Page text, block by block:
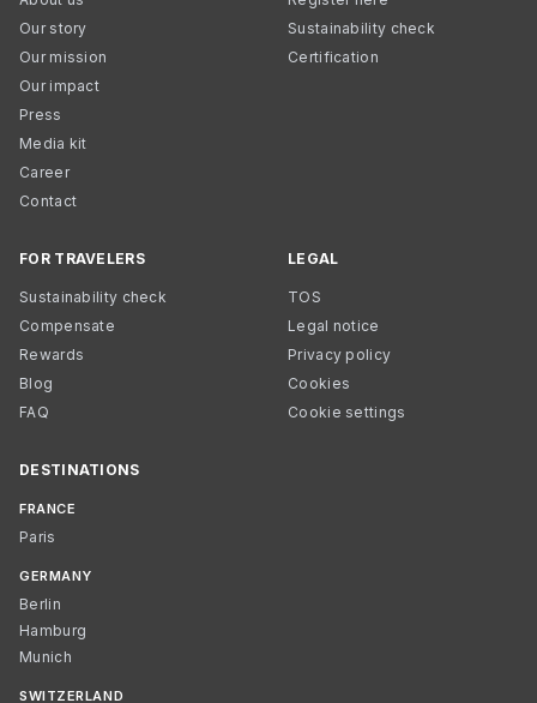
Our story
Our mission
Our impact
Press
Media kit
Career
Contact
Sustainability check
Certification
FOR TRAVELERS
Sustainability check
Compensate
Rewards
Blog
FAQ
LEGAL
TOS
Legal notice
Privacy policy
Cookies
Cookie settings
DESTINATIONS
FRANCE
Paris
GERMANY
Berlin
Hamburg
Munich
SWITZERLAND